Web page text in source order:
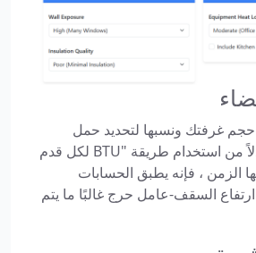
حجم غرفتك ونسبها لتحديد حمل
التبريد الأساسي. بدلاً من استخدام طريقة "BTU لكل قدم
الزمن ، فإنه يطبق الحسابات
السقف-عامل حرج غالبًا ما يتم